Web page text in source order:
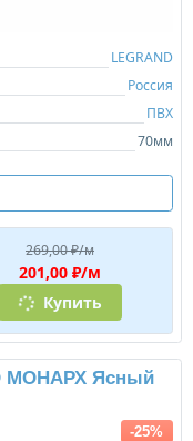
LEGRAND
Россия
ПВХ
70мм
269,00 ₽/м
201,00 ₽/м
Купить
МОНАРХ Ясный
-25%